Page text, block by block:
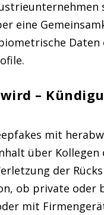
eine
–
mit
über
der
ob private
mit